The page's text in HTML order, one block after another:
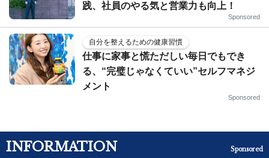
践、社員のやる気と営業力も向上！
Sponsored
自分を整えるための健康習慣
仕事に家事と慌ただしい毎日でもでき
る、“完璧じゃなくていい”セルフマネジ
メント
Sponsored
INFORMATION Sponsored